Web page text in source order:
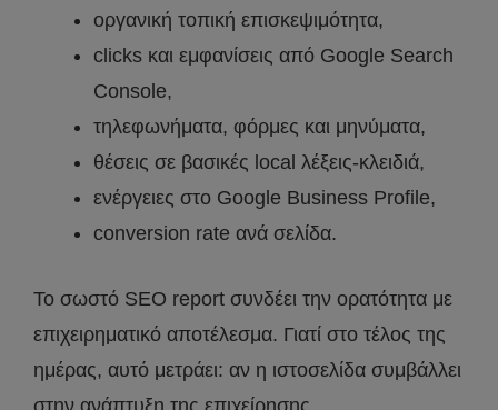
οργανική τοπική επισκεψιμότητα,
clicks και εμφανίσεις από Google Search
Console,
τηλεφωνήματα, φόρμες και μηνύματα,
θέσεις σε βασικές local λέξεις-κλειδιά,
ενέργειες στο Google Business Profile,
conversion rate ανά σελίδα.
Το σωστό SEO report συνδέει την ορατότητα με
επιχειρηματικό αποτέλεσμα. Γιατί στο τέλος της
ημέρας, αυτό μετράει: αν η ιστοσελίδα συμβάλλει
στην ανάπτυξη της επιχείρησης.